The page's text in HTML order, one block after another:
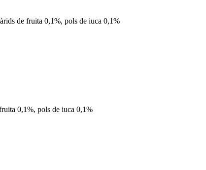
de fruita 0,1%, pols de iuca 0,1%
0,1%, pols de iuca 0,1%